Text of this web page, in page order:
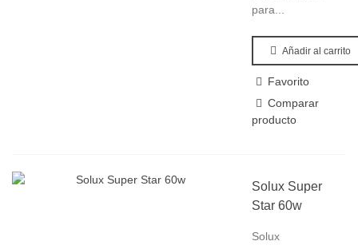
para...
Añadir al carrito
Favorito
Comparar
producto
Solux Super
Star 60w
Solux